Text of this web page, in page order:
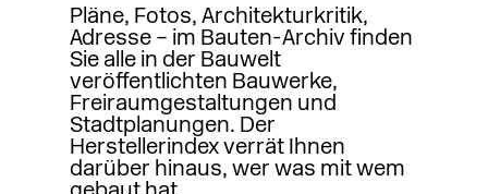
Pläne, Fotos, Architekturkritik,
Adresse – im Bauten-Archiv finden
Sie alle in der Bauwelt
veröffentlichten Bauwerke,
Freiraumgestaltungen und
Stadtplanungen. Der
Herstellerindex verrät Ihnen
darüber hinaus, wer was mit wem